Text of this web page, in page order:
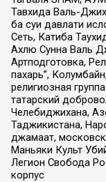
Тавхида Валь-
ба суи давлати
Сеть, Катиба
Ахлю Сунна Валь
Артподготовка,
пахарь”,
религиозная
татарский
Челебиджихана,
Таджикистана,
джамаат,
Маньяки Культ
Легион Свобода
корпус